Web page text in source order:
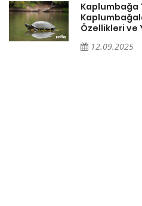
Kaplumbağa
Özellikleri ve
12.09.2025